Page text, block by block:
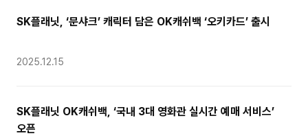
SK플래닛, ‘문샤크’ 캐릭터 담은 OK캐쉬백 ‘오키카드’ 출시
2025.12.15
SK플래닛 OK캐쉬백, ‘국내 3대 영화관 실시간 예매 서비스’
오픈